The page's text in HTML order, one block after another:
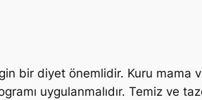
bir diyet önemlidir. Kuru
uygulanmalıdır. Temiz ve